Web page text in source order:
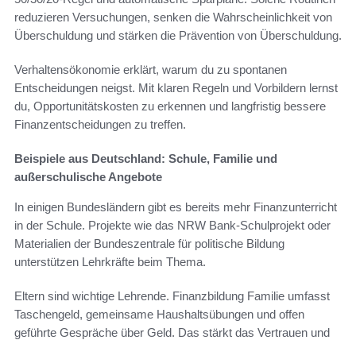
reduzieren Versuchungen, senken die Wahrscheinlichkeit von
Überschuldung und stärken die Prävention von Überschuldung.
Verhaltensökonomie erklärt, warum du zu spontanen
Entscheidungen neigst. Mit klaren Regeln und Vorbildern lernst
du, Opportunitätskosten zu erkennen und langfristig bessere
Finanzentscheidungen zu treffen.
Beispiele aus Deutschland: Schule, Familie und
außerschulische Angebote
In einigen Bundesländern gibt es bereits mehr Finanzunterricht
in der Schule. Projekte wie das NRW Bank-Schulprojekt oder
Materialien der Bundeszentrale für politische Bildung
unterstützen Lehrkräfte beim Thema.
Eltern sind wichtige Lehrende. Finanzbildung Familie umfasst
Taschengeld, gemeinsame Haushaltsübungen und offen
geführte Gespräche über Geld. Das stärkt das Vertrauen und